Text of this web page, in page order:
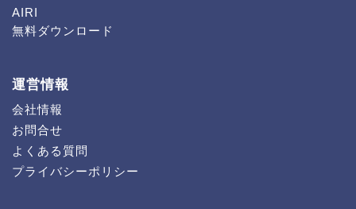
AIRI
無料ダウンロード
運営情報
会社情報
お問合せ
よくある質問
プライバシーポリシー